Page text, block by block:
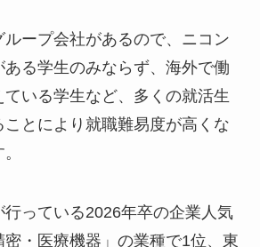
ープ会社があるので、ニコン
る学生のみならず、海外で働
いる学生など、多くの就活生
とにより就職難易度が高くな
行っている2026年卒の企業人気
密・医療機器」の業種で1位、東